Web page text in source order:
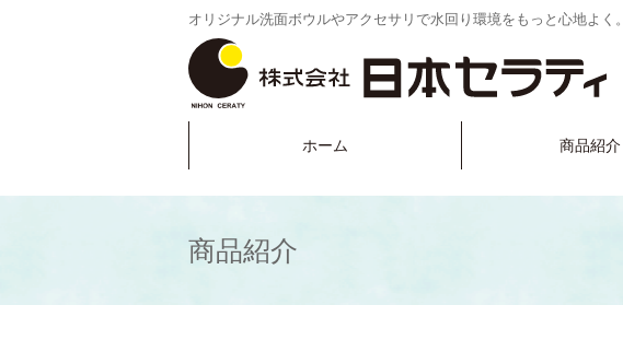
オリジナル洗面ボウルやアクセサリで水回り環境をもっと心地よく。
ホーム 商品紹介
商品紹介